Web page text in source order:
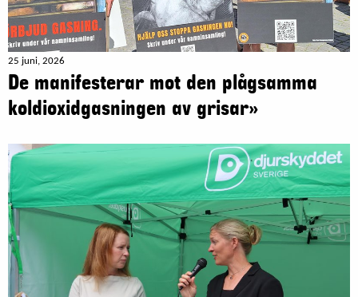
25 juni, 2026
De manifesterar mot den plågsamma
koldioxidgasningen av grisar»